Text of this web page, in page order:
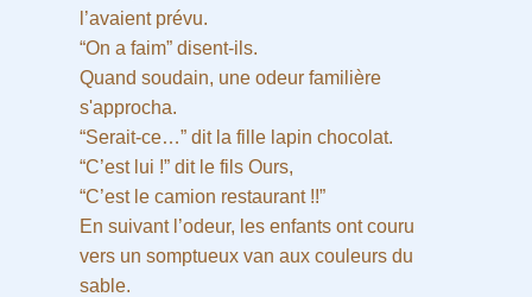
l’avaient prévu.
“On a faim” disent-ils.
Quand soudain, une odeur familière
s'approcha.
“Serait-ce…” dit la fille lapin chocolat.
“C’est lui !” dit le fils Ours,
“C’est le camion restaurant !!”
En suivant l’odeur, les enfants ont couru
vers un somptueux van aux couleurs du
sable.